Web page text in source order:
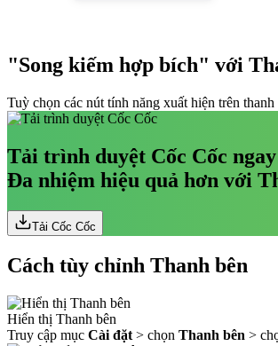
"Song kiếm hợp bích" với
Tuỳ chọn các nút tính năng xuất hiện trên
Tải trình duyệt Cốc Cốc
Đa nhiệm hiệu quả hơn với
Tải Cốc Cốc
Cách tùy chỉnh Thanh bên
Hiển thị Thanh bên
Truy cập mục Cài đặt > chọn Thanh bên >